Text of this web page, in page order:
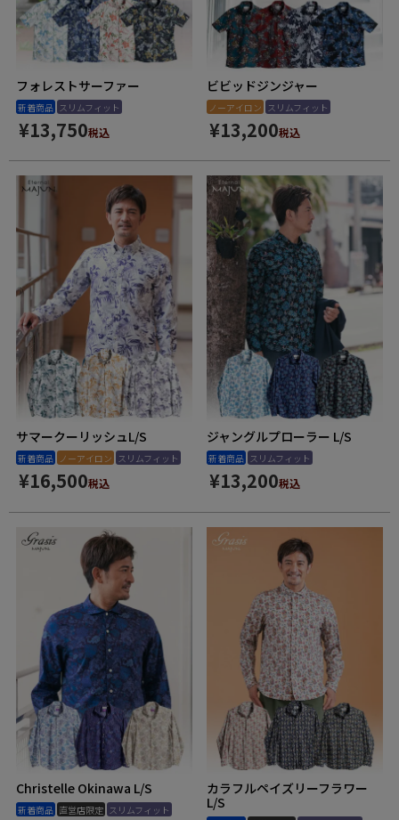
フォレストサーファー
新着商品 スリムフィット
¥13,750税込
ビビッドジンジャー
ノーアイロン スリムフィット
¥13,200税込
サマークーリッシュL/S
新着商品 ノーアイロン スリムフィット
¥16,500税込
ジャングルプローラー L/S
新着商品 スリムフィット
¥13,200税込
Christelle Okinawa L/S
新着商品 直営店限定 スリムフィット
カラフルペイズリーフラワー
L/S